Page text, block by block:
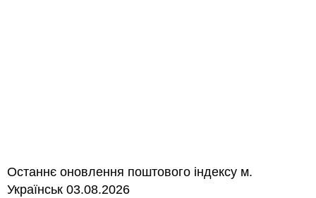
Останнє оновлення поштового індексу м.
Українськ 03.08.2026